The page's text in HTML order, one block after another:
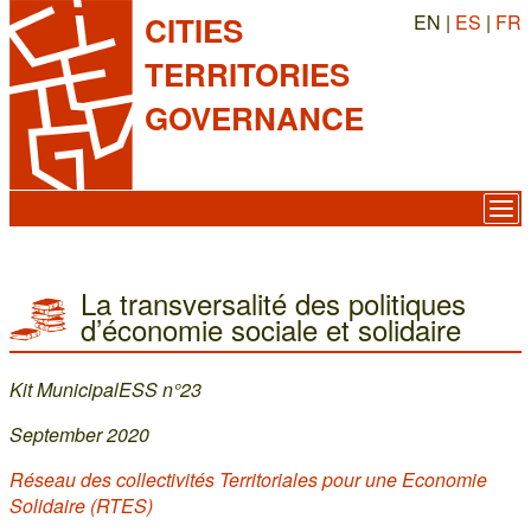
CITIES
TERRITORIES
GOVERNANCE
EN | ES | FR
La transversalité des politiques
d’économie sociale et solidaire
Kit MunicipalESS n°23
September 2020
Réseau des collectivités Territoriales pour une Economie
Solidaire (RTES)